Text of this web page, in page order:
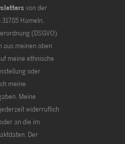
von der
Hameln,
(DSGVO)
aus meinen oben
meine ethnische
oder
meine
Meine
widerruflich
an die im
Der